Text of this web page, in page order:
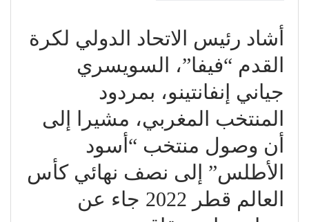
أشاد رئيس الاتحاد الدولي لكرة
القدم “فيفا”، السويسري
جياني إنفانتينو، بمردود
المنتخب المغربي، مشيرا إلى
أن وصول منتخب “أسود
الأطلس” إلى نصف نهائي كأس
العالم قطر 2022 جاء عن